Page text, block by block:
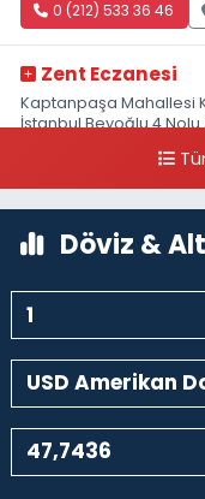
0 (212) 533 36 46
Zent Eczanesi
Kaptanpaşa Mahallesi
İstanbul Beyoğlu 4 Nolu
0 (212) 297 96 92
Döviz &